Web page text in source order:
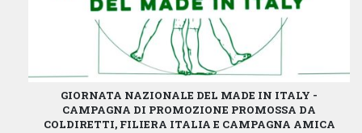
GIORNATA NAZIONALE DEL MADE IN ITALY -
CAMPAGNA DI PROMOZIONE PROMOSSA DA
COLDIRETTI, FILIERA ITALIA E CAMPAGNA AMICA